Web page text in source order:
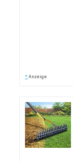
* Anzeige